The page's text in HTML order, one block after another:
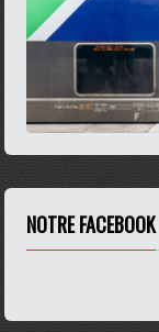
NOTRE FACEBOOK